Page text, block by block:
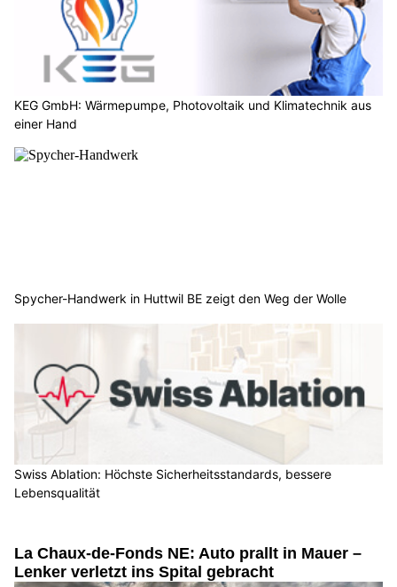
KEG GmbH: Wärmepumpe, Photovoltaik und Klimatechnik aus
einer Hand
Spycher-Handwerk in Huttwil BE zeigt den Weg der Wolle
Swiss Ablation: Höchste Sicherheitsstandards, bessere
Lebensqualität
La Chaux-de-Fonds NE: Auto prallt in Mauer –
Lenker verletzt ins Spital gebracht